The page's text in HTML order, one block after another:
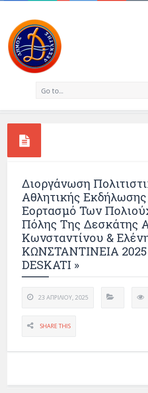
Go to...
Διοργάνωση
Αθλητικής Εκδήλωσης
Εορτασμό Των
Πόλης Της Δεσκάτης
Κωνσταντίνου &
ΚΩΝΣΤΑΝΤΙΝΕΙΑ
DESKATI »
23 ΑΠΡΙΛΊΟΥ, 2025
SHARE THIS